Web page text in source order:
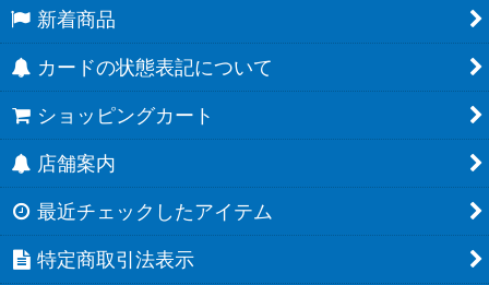
新着商品
カードの状態表記について
ショッピングカート
店舗案内
最近チェックしたアイテム
特定商取引法表示